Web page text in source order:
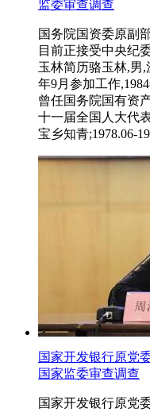
监委审查调查
国务院国资委原副
目前正接受中央纪
玉林简历骆玉林,男,
年9月参加工作
曾任国务院国有资
十一届全国人大代
宝乡知青;1978.06-
国家开发银行原党
国家监委审查调查
国家开发银行原党